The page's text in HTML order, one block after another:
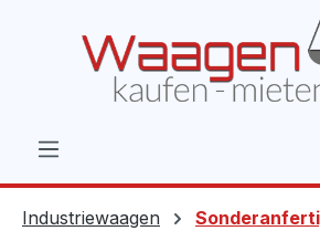
Industriewaagen